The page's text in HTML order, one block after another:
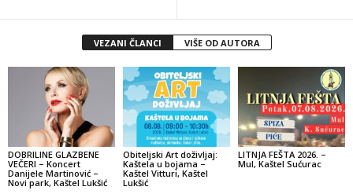
VEZANI ČLANCI VIŠE OD AUTORA
DOBRILINE GLAZBENE
VEČERI – Koncert
Danijele Martinović –
Novi park, Kaštel Lukšić
Obiteljski Art doživljaj:
Kaštela u bojama –
Kaštel Vitturi, Kaštel
Lukšić
LITNJA FEŠTA 2026. –
Mul, Kaštel Sućurac